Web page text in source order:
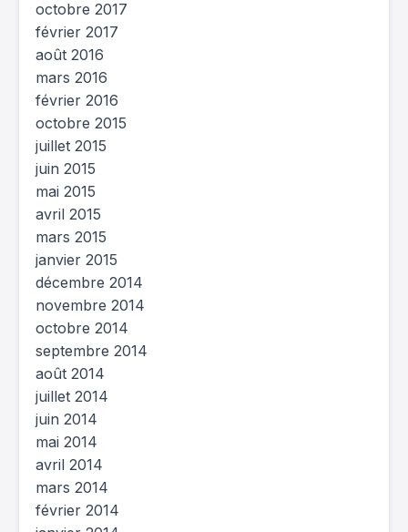
octobre 2017
février 2017
août 2016
mars 2016
février 2016
octobre 2015
juillet 2015
juin 2015
mai 2015
avril 2015
mars 2015
janvier 2015
décembre 2014
novembre 2014
octobre 2014
septembre 2014
août 2014
juillet 2014
juin 2014
mai 2014
avril 2014
mars 2014
février 2014